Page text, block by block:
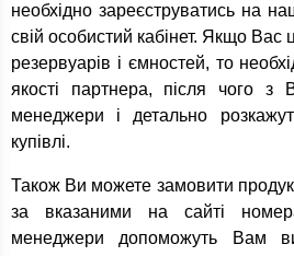
необхідно зареєструватись на
свій особистий кабінет. Якщо Вас
резервуарів і ємностей, то
якості партнера, після чого з
менеджери і детально
купівлі.
Також Ви можете замовити
за вказаними на сайті
менеджери допоможуть Вам